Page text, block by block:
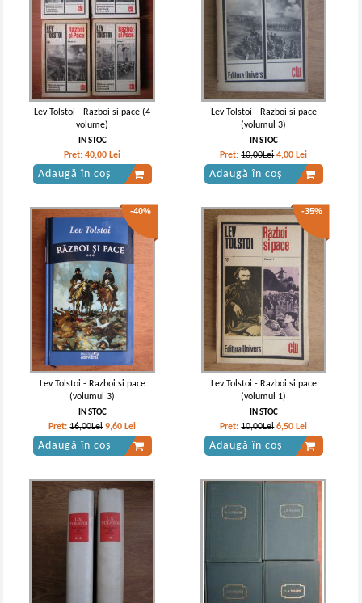
Lev Tolstoi - Razboi si pace (4
volume)
IN STOC
Pret:40,00 Lei
Adaugă în coș
Lev Tolstoi - Razboi si pace
(volumul 3)
IN STOC
Pret:10,00Lei 4,00 Lei
Adaugă în coș
-40%
Lev Tolstoi - Razboi si pace
(volumul 3)
IN STOC
Pret:16,00Lei 9,60 Lei
Adaugă în coș
-35%
Lev Tolstoi - Razboi si pace
(volumul 1)
IN STOC
Pret:10,00Lei 6,50 Lei
Adaugă în coș